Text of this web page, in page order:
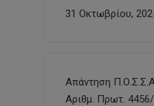
31 Οκτωβρίου,
Απάντηση
Αριθμ. Πρωτ.